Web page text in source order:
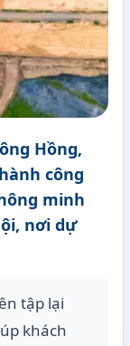
Hồng,
công
minh
nơi dự
tập lại
khách